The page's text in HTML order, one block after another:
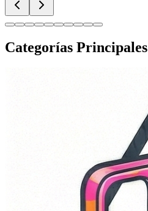
Categorías Principales